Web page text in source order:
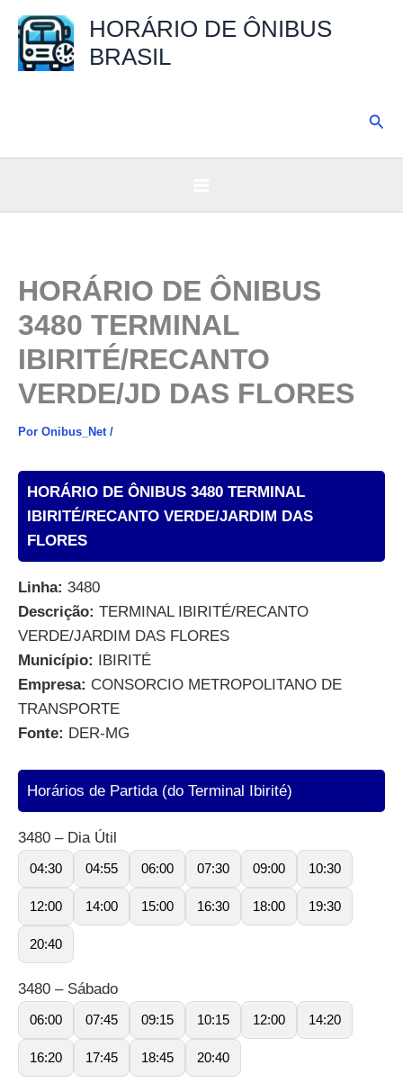
para
HORÁRIO DE ÔNIBUS
BRASIL
HORÁRIO DE ÔNIBUS
3480 TERMINAL
IBIRITÉ/RECANTO
VERDE/JD DAS FLORES
Por Onibus_Net /
HORÁRIO DE ÔNIBUS 3480 TERMINAL
IBIRITÉ/RECANTO VERDE/JARDIM DAS
FLORES
Linha: 3480
Descrição: TERMINAL IBIRITÉ/RECANTO
VERDE/JARDIM DAS FLORES
Município: IBIRITÉ
Empresa: CONSORCIO METROPOLITANO DE
TRANSPORTE
Fonte: DER-MG
Horários de Partida (do Terminal Ibirité)
3480 – Dia Útil
04:30 04:55 06:00 07:30 09:00 10:30
12:00 14:00 15:00 16:30 18:00 19:30
20:40
3480 – Sábado
06:00 07:45 09:15 10:15 12:00 14:20
16:20 17:45 18:45 20:40